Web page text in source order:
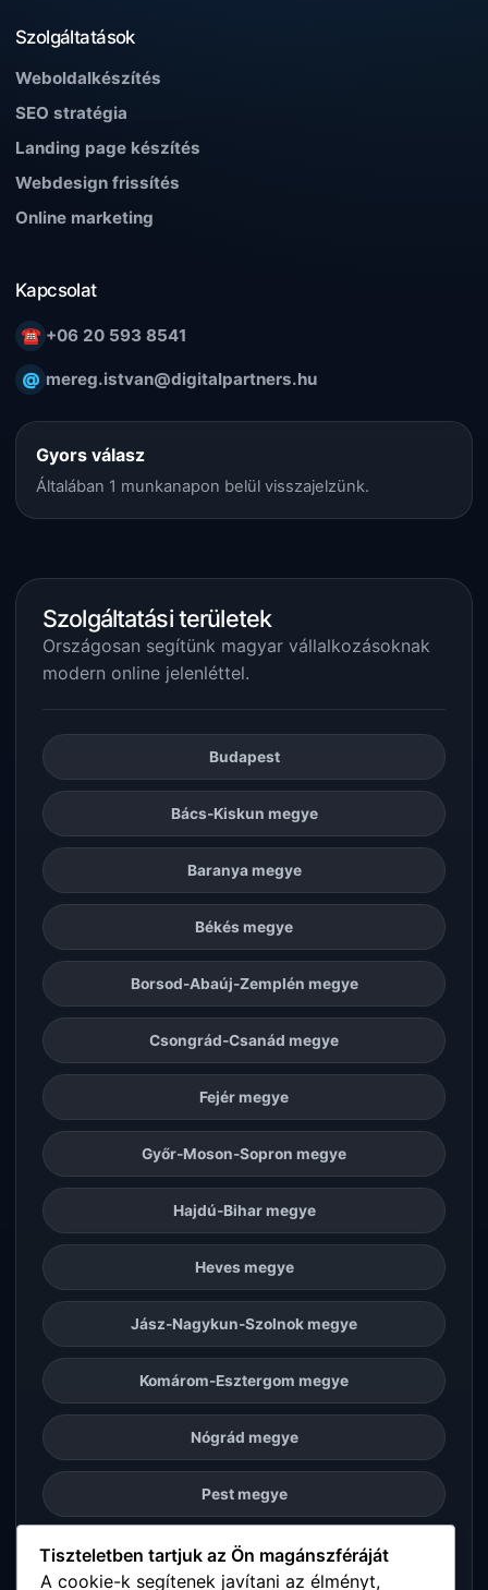
Szolgáltatások
Weboldalkészítés
SEO stratégia
Landing page készítés
Webdesign frissítés
Online marketing
Kapcsolat
☎ +06 20 593 8541
@ mereg.istvan@digitalpartners.hu
Gyors válasz
Általában 1 munkanapon belül visszajelzünk.
Szolgáltatási területek
Országosan segítünk magyar vállalkozásoknak
modern online jelenléttel.
Budapest
Bács-Kiskun megye
Baranya megye
Békés megye
Borsod-Abaúj-Zemplén megye
Csongrád-Csanád megye
Fejér megye
Győr-Moson-Sopron megye
Hajdú-Bihar megye
Heves megye
Jász-Nagykun-Szolnok megye
Komárom-Esztergom megye
Nógrád megye
Pest megye
Somogy megye
Tiszteletben tartjuk az Ön magánszféráját
A cookie-k segítenek javítani az élményt,